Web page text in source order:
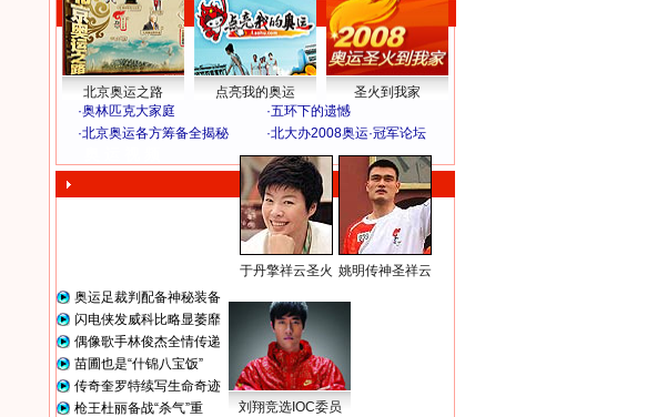
北京奥运之路 点亮我的奥运
圣火到我家
·奥林匹克大家庭 ·五环下的遗憾
·北京奥运各方筹备全揭秘 ·北大办2008奥运·冠军论坛
于丹擎祥云圣火 姚明传神圣祥云
奥运足裁判配备神秘装备
闪电侠发威科比略显萎靡
偶像歌手林俊杰全情传递
苗圃也是“什锦八宝饭”
传奇奎罗特续写生命奇迹
枪王杜丽备战“杀气”重
刘翔竞选IOC委员